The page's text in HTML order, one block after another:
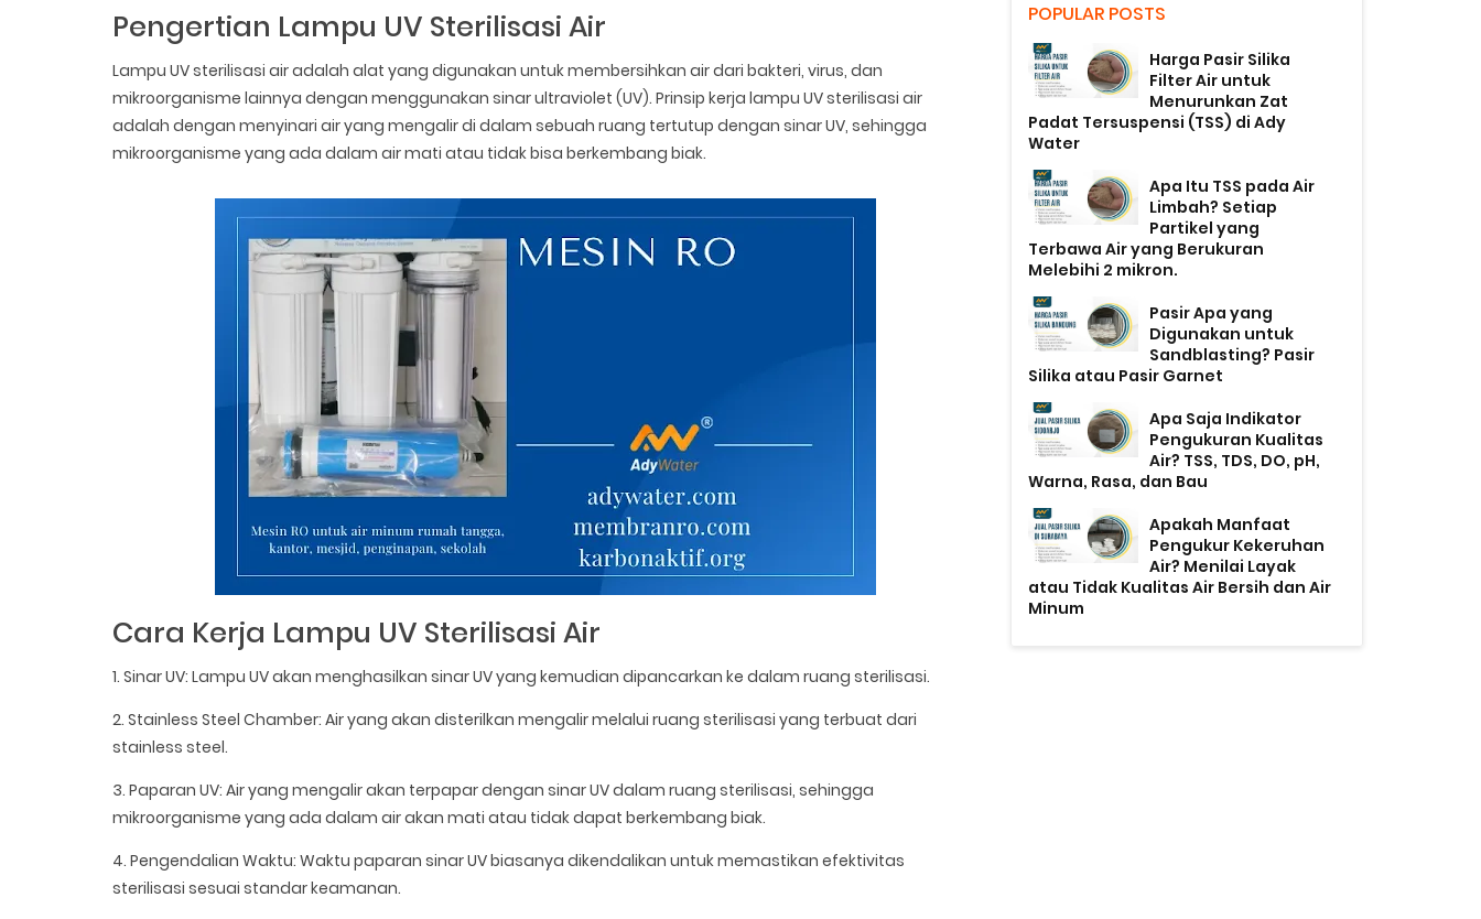
Pengertian Lampu UV Sterilisasi Air
Lampu UV sterilisasi air adalah alat yang digunakan untuk membersihkan air dari bakteri, virus, dan
mikroorganisme lainnya dengan menggunakan sinar ultraviolet (UV). Prinsip kerja lampu UV sterilisasi air
adalah dengan menyinari air yang mengalir di dalam sebuah ruang tertutup dengan sinar UV, sehingga
mikroorganisme yang ada dalam air mati atau tidak bisa berkembang biak.
Cara Kerja Lampu UV Sterilisasi Air
1. Sinar UV: Lampu UV akan menghasilkan sinar UV yang kemudian dipancarkan ke dalam ruang sterilisasi.
2. Stainless Steel Chamber: Air yang akan disterilkan mengalir melalui ruang sterilisasi yang terbuat dari
stainless steel.
3. Paparan UV: Air yang mengalir akan terpapar dengan sinar UV dalam ruang sterilisasi, sehingga
mikroorganisme yang ada dalam air akan mati atau tidak dapat berkembang biak.
4. Pengendalian Waktu: Waktu paparan sinar UV biasanya dikendalikan untuk memastikan efektivitas
sterilisasi sesuai standar keamanan.
POPULAR POSTS
Harga Pasir Silika
Filter Air untuk
Menurunkan Zat
Padat Tersuspensi (TSS) di Ady
Water
Apa Itu TSS pada Air
Limbah? Setiap
Partikel yang
Terbawa Air yang Berukuran
Melebihi 2 mikron.
Pasir Apa yang
Digunakan untuk
Sandblasting? Pasir
Silika atau Pasir Garnet
Apa Saja Indikator
Pengukuran Kualitas
Air? TSS, TDS, DO, pH,
Warna, Rasa, dan Bau
Apakah Manfaat
Pengukur Kekeruhan
Air? Menilai Layak
atau Tidak Kualitas Air Bersih dan Air
Minum